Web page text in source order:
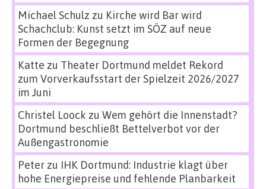
Michael Schulz zu Kirche wird Bar wird
Schachclub: Kunst setzt im SÖZ auf neue
Formen der Begegnung
Katte zu Theater Dortmund meldet Rekord
zum Vorverkaufsstart der Spielzeit 2026/2027
im Juni
Christel Loock zu Wem gehört die Innenstadt?
Dortmund beschließt Bettelverbot vor der
Außengastronomie
Peterzu IHK Dortmund: Industrie klagt über
hohe Energiepreise und fehlende Planbarkeit